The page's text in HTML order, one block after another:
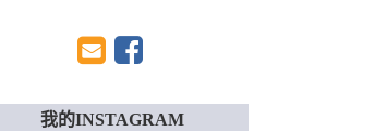
我的INSTAGRAM